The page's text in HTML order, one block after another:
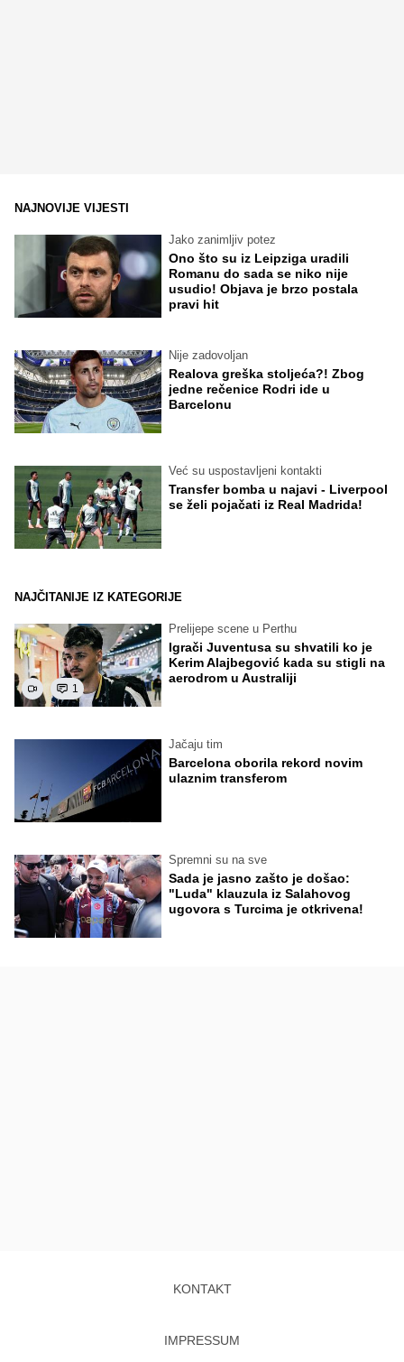
NAJNOVIJE VIJESTI
Jako zanimljiv potez
Ono što su iz Leipziga uradili
Romanu do sada se niko nije
usudio! Objava je brzo postala
pravi hit
Nije zadovoljan
Realova greška stoljeća?! Zbog
jedne rečenice Rodri ide u
Barcelonu
Već su uspostavljeni kontakti
Transfer bomba u najavi - Liverpool
se želi pojačati iz Real Madrida!
NAJČITANIJE IZ KATEGORIJE
1
Prelijepe scene u Perthu
Igrači Juventusa su shvatili ko je
Kerim Alajbegović kada su stigli na
aerodrom u Australiji
Jačaju tim
Barcelona oborila rekord novim
ulaznim transferom
Spremni su na sve
Sada je jasno zašto je došao:
"Luda" klauzula iz Salahovog
ugovora s Turcima je otkrivena!
KONTAKT
IMPRESSUM